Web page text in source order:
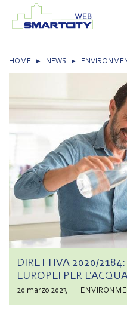
HOME ▸ NEWS ▸
DIRETTIVA 2020/
EUROPEI PER
20 marzo 2023